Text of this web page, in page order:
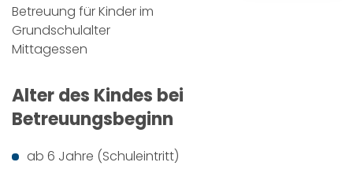
Betreuung für Kinder im
Grundschulalter
Mittagessen
Alter des Kindes bei
Betreuungsbeginn
ab 6 Jahre (Schuleintritt)